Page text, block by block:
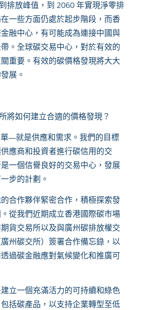
排放峰值，到 2060 年實現淨零排
一些方面仍處於起步階段，而香
融中心，有可能成為連接中國與
。全球碳交易中心，對於有效的
重要。有效的碳價格發現將大大
展。
將如何建立合適的價格發現？
—就是供應和需求。我們的目標
應商和投資者進行碳信用的交
一個信譽良好的交易中心，發展
步的計劃。
合作夥伴緊密合作，積極探索發
從我們近期成立香港國際碳市場
貨交易所以及與廣州碳排放權交
州碳交所）簽署合作備忘錄，以
過碳金融應對氣候變化和推廣可
立一個充滿活力的可持續和綠色
括碳產品，以支持企業轉型至低